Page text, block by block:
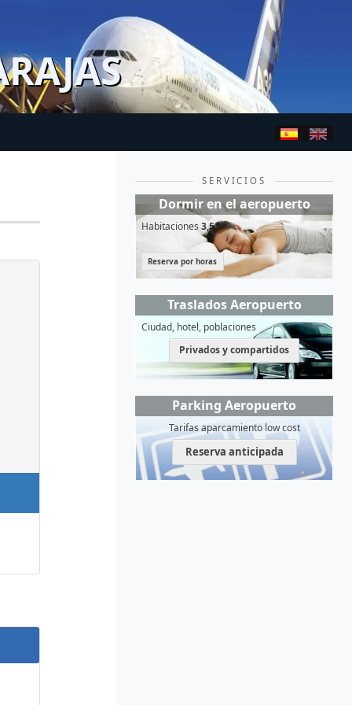
SERVICIOS
Dormir en el aeropuerto
Habitaciones3,5*
Reserva por horas
Traslados Aeropuerto
Ciudad, hotel, poblaciones
Privados y compartidos
Parking Aeropuerto
Tarifas aparcamiento low cost
Reserva anticipada